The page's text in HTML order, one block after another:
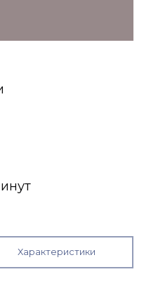
Характеристики